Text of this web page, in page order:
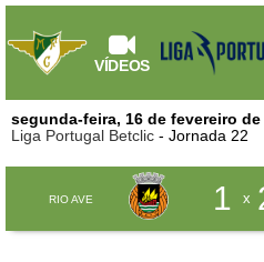
VÍDEOS
segunda-feira, 16 de fevereiro de
Liga Portugal Betclic - Jornada 22
RIO AVE 1 x